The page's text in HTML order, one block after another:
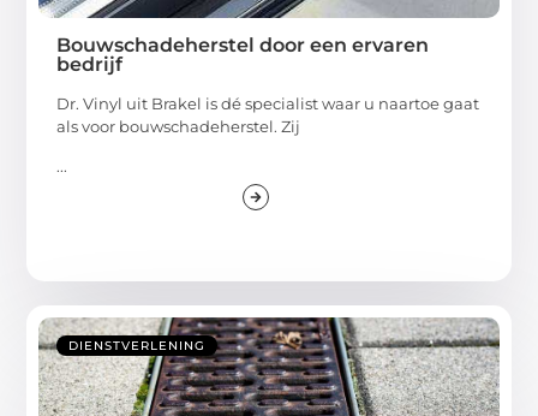
Bouwschadeherstel door een ervaren
bedrijf
Dr. Vinyl uit Brakel is dé specialist waar u naartoe gaat
als voor bouwschadeherstel. Zij
...
DIENSTVERLENING